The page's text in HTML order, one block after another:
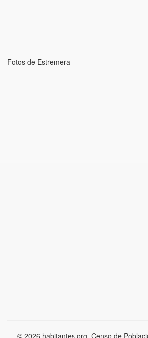
Fotos de Estremera
© 2026 habitantes.org. Censo de